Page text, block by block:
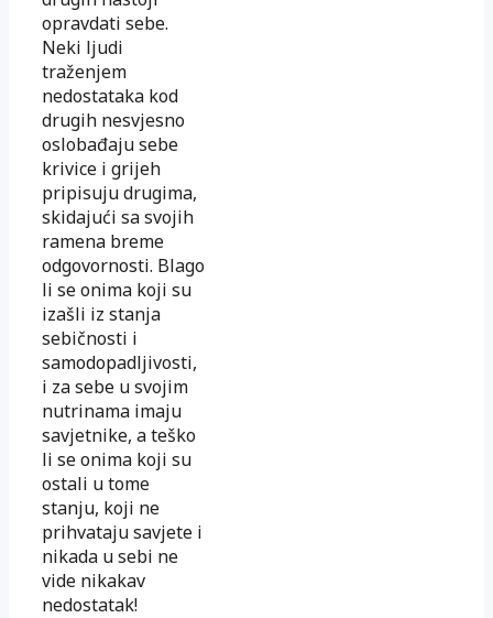
opravdati sebe.
Neki ljudi
traženjem
nedostataka kod
drugih nesvjesno
oslobađaju sebe
krivice i grijeh
pripisuju drugima,
skidajući sa svojih
ramena breme
odgovornosti. Blago
li se onima koji su
izašli iz stanja
sebičnosti i
samodopadljivosti,
i za sebe u svojim
nutrinama imaju
savjetnike, a teško
li se onima koji su
ostali u tome
stanju, koji ne
prihvataju savjete i
nikada u sebi ne
vide nikakav
nedostatak!